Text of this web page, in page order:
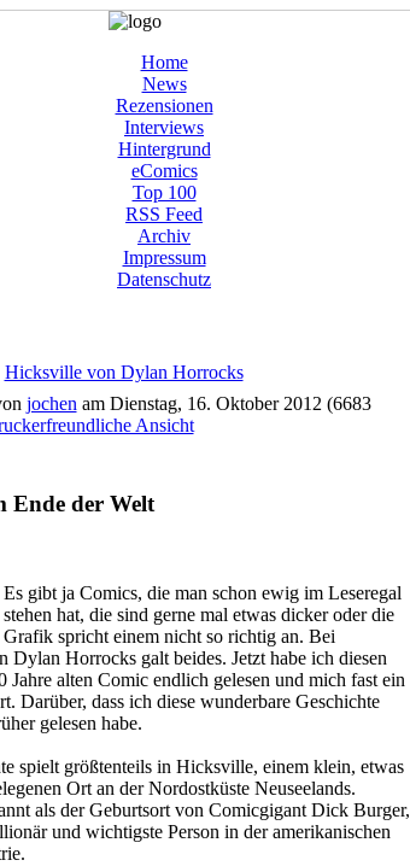
Home
News
Rezensionen
Interviews
Hintergrund
eComics
Top 100
RSS Feed
Archiv
Impressum
Datenschutz
Hicksville von Dylan Horrocks
jochen am Dienstag, 16. Oktober 2012 (6683
Ende der Welt
Es gibt ja Comics, die man schon ewig im Leseregal
stehen hat, die sind gerne mal etwas dicker oder die
Grafik spricht einem nicht so richtig an. Bei
Dylan Horrocks galt beides. Jetzt habe ich diesen
Jahre alten Comic endlich gelesen und mich fast ein
Darüber, dass ich diese wunderbare Geschichte
gelesen habe.
spielt größtenteils in Hicksville, einem klein, etwas
Ort an der Nordostküste Neuseelands.
als der Geburtsort von Comicgigant Dick Burger,
und wichtigste Person in der amerikanischen